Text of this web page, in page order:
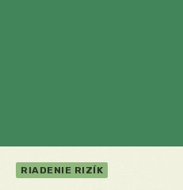
RIADENIE RIZÍK